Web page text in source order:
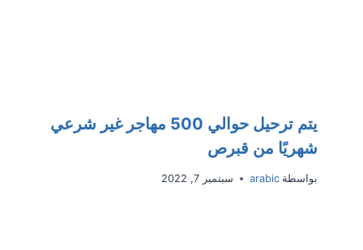
يتم ترحيل حوالي 500 مهاجر غير شرعي
شهريًا من قبرص
بواسطة arabic سبتمبر 7, 2022